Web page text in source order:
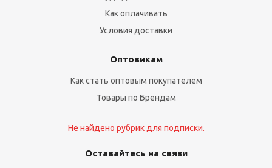
Как оплачивать
Условия доставки
Оптовикам
Как стать оптовым покупателем
Товары по Брендам
Не найдено рубрик для подписки.
Оставайтесь на связи